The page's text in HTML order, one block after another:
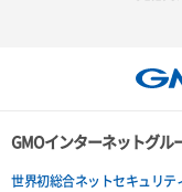
GMOインターネットグル
世界初総合ネットセキュリテ